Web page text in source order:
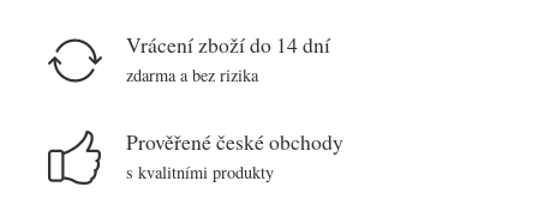
Vrácení zboží do 14 dní
zdarma a bez rizika
Prověřené české obchody
s kvalitními produkty